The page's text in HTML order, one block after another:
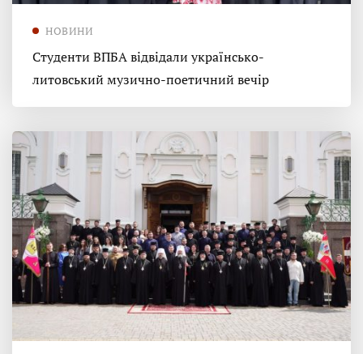
НОВИНИ
Студенти ВПБА відвідали українсько-
литовський музично-поетичний вечір